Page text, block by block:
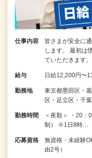
仕事内容
皆さまが安全に
します。 最初は
ていただきます
給与 日給12,200円〜
勤務地
東京都墨田区・
区・足立区・千
勤務時間
＜夜勤＞ ・20：
制） ※1日8時…
応募資格
無資格・未経験
由2号）